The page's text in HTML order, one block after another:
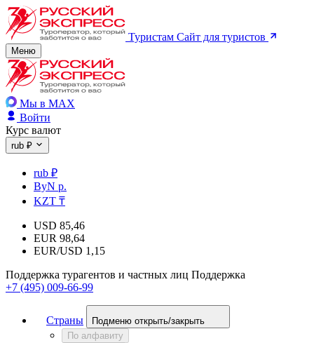
Туристам Сайт для туристов
Меню
Мы в MAX
Войти
Курс валют
rub ₽
rub ₽
ByN р.
KZT ₸
USD 85,46
EUR 98,64
EUR/USD 1,15
Поддержка турагентов и частных лиц Поддержка
+7 (495) 009-66-99
Страны
Подменю открыть/закрыть
По алфавиту